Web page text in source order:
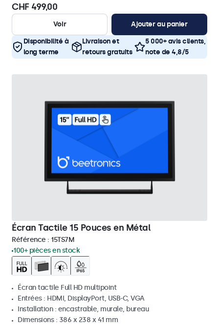
CHF 499,00
Voir Ajouter au panier
Disponibilité à
long terme
Livraison et
retours gratuits
5 000+ avis clients,
note de 4,8/5
Écran Tactile 15 Pouces en Métal
Référence : 15TS7M
100+ pièces en stock
Écran tactile Full HD multipoint
Entrées : HDMI, DisplayPort, USB-C, VGA
Installation : encastrable, murale, bureau
Dimensions : 386 x 238 x 41 mm